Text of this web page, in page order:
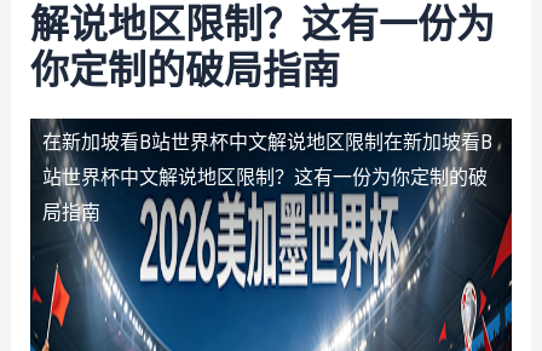
解说地区限制？这有一份为
你定制的破局指南
在新加坡看B站世界杯中文解说地区限制 在新加坡看B
站世界杯中文解说地区限制？这有一份为你定制的破
局指南